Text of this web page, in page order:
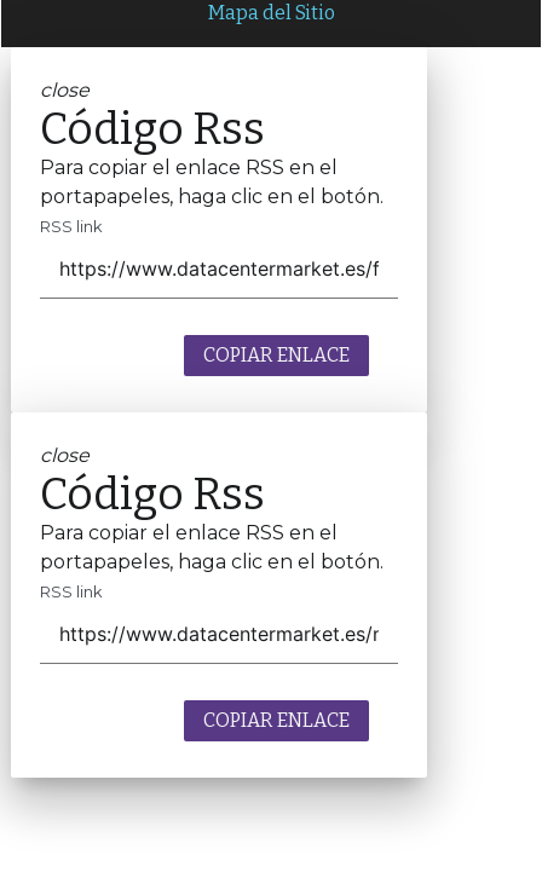
Mapa del Sitio
close
Código Rss
Para copiar el enlace RSS en el
portapapeles, haga clic en el botón.
RSS link
COPIAR ENLACE
close
Código Rss
Para copiar el enlace RSS en el
portapapeles, haga clic en el botón.
RSS link
COPIAR ENLACE